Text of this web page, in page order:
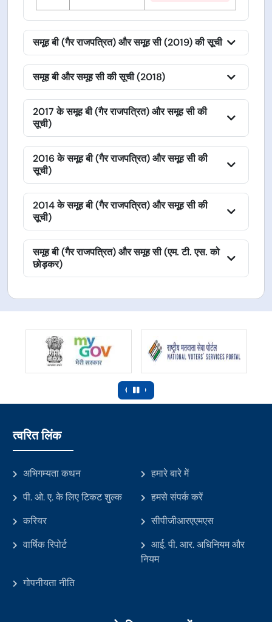
समूह बी (गैर राजपत्रित) और समूह सी (2019) की सूची
समूह बी और समूह सी की सूची (2018)
2017 के समूह बी (गैर राजपत्रित) और समूह सी की
सूची)
2016 के समूह बी (गैर राजपत्रित) और समूह सी की
सूची)
2014 के समूह बी (गैर राजपत्रित) और समूह सी की
सूची)
समूह बी (गैर राजपत्रित) और समूह सी (एम. टी. एस. को
छोड़कर)
‹ ›
त्वरित लिंक
अभिगम्यता कथन
हमारे बारे में
पी. ओ. ए. के लिए टिकट शुल्क
हमसे संपर्क करें
करियर
सीपीजीआरएएमएस
वार्षिक रिपोर्ट
आई. पी. आर. अधिनियम और
नियम
गोपनीयता नीति